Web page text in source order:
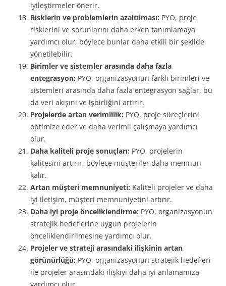
iyileştirmeler önerir.
Risklerin ve problemlerin azaltılması: PYO, proje
risklerini ve sorunlarını daha erken tanımlamaya
yardımcı olur, böylece bunlar daha etkili bir şekilde
yönetilebilir.
Birimler ve sistemler arasında daha fazla
entegrasyon: PYO, organizasyonun farklı birimleri ve
sistemleri arasında daha fazla entegrasyon sağlar, bu
da veri akışını ve işbirliğini artırır.
Projelerde artan verimlilik: PYO, proje süreçlerini
optimize eder ve daha verimli çalışmaya yardımcı
olur.
Daha kaliteli proje sonuçları: PYO, projelerin
kalitesini artırır, böylece müşteriler daha memnun
kalır.
Artan müşteri memnuniyeti: Kaliteli projeler ve daha
iyi iletişim, müşteri memnuniyetini artırır.
Daha iyi proje önceliklendirme: PYO, organizasyonun
stratejik hedeflerine uygun projelerin
önceliklendirilmesine yardımcı olur.
Projeler ve strateji arasındaki ilişkinin artan
görünürlüğü: PYO, organizasyonun stratejik hedefleri
ile projeler arasındaki ilişkiyi daha iyi anlamamıza